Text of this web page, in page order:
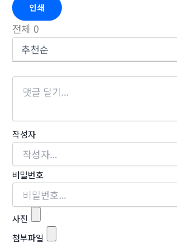
인쇄
전체 0
작성자
비밀번호
사진
첨부파일